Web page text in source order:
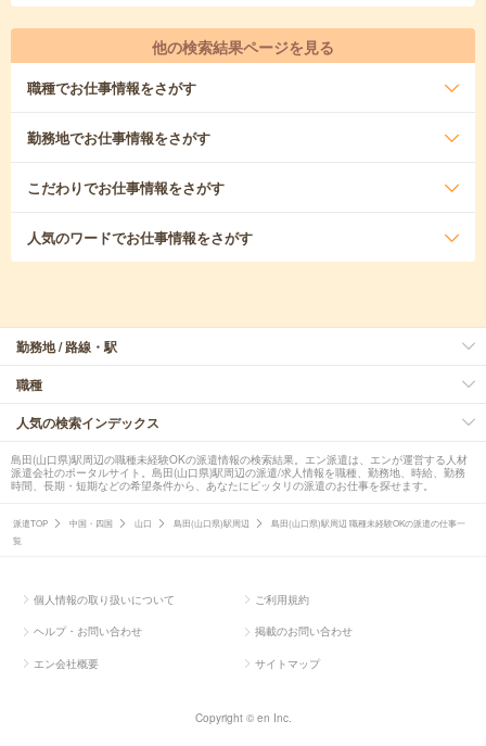
他の検索結果ページを見る
職種でお仕事情報をさがす
勤務地でお仕事情報をさがす
こだわりでお仕事情報をさがす
人気のワードでお仕事情報をさがす
勤務地 / 路線・駅
職種
人気の検索インデックス
島田(山口県)駅周辺の職種未経験OKの派遣情報の検索結果。エン派遣は、エンが運営する人材
派遣会社のポータルサイト。島田(山口県)駅周辺の派遣/求人情報を職種、勤務地、時給、勤務
時間、長期・短期などの希望条件から、あなたにピッタリの派遣のお仕事を探せます。
派遣TOP 中国・四国 山口 島田(山口県)駅周辺
島田(山口県)駅周辺 職種未経験OKの派遣の仕事一
覧
個人情報の取り扱いについて ご利用規約
ヘルプ・お問い合わせ 掲載のお問い合わせ
エン会社概要 サイトマップ
Copyright © en Inc.